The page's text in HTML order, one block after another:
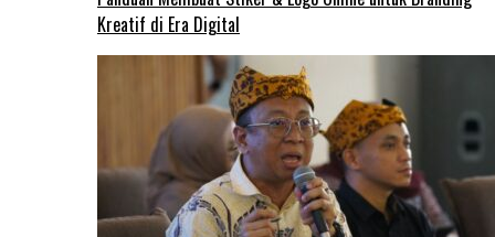
Kreatif di Era Digital